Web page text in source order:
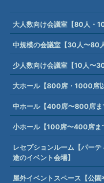
大人数向け会議室【80人・
中規模の会議室【30人〜80
少人数向け会議室【10人〜
大ホール【800席・1000席
中ホール【400席〜800席ま
小ホール【100席〜400席ま
レセプションルーム【パー
途のイベント会場】
屋外イベントスペース【公